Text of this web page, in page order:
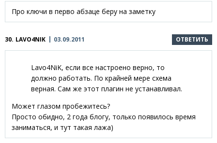
Про ключи в перво абзаце беру на заметку
30. LAVO4NIK 03.09.2011 ОТВЕТИТЬ
Lavo4NiK, если все настроено верно, то
должно работать. По крайней мере схема
верная. Сам же этот плагин не устанавливал.
Может глазом пробежитесь?
Просто обидно, 2 года блогу, только появилось время
заниматься, и тут такая лажа)